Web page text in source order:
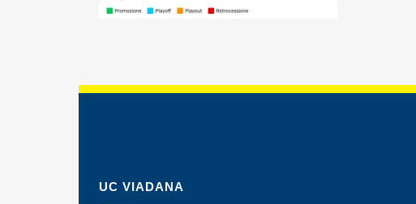
UC VIADANA